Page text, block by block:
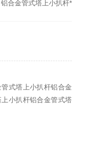
合金管式塔上小扒杆*
式塔上小扒杆铝合金
小扒杆铝合金管式塔